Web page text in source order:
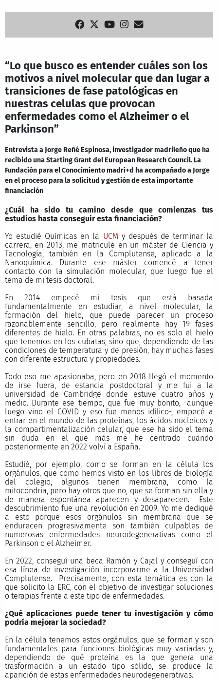
“Lo que busco es entender cuáles son los
motivos a nivel molecular que dan lugar a
transiciones de fase patológicas en
nuestras celulas que provocan
enfermedades como el Alzheimer o el
Parkinson”
Entrevista a Jorge Reñé Espinosa, investigador madrileño que ha
recibido una Starting Grant del European Research Council. La
Fundación para el Conocimiento madri+d ha acompañado a Jorge
en el proceso para la solicitud y gestión de esta importante
financiación
¿Cuál ha sido tu camino desde que comienzas tus
estudios hasta conseguir esta financiación?
Yo estudié Químicas en la UCMy después de terminar la
carrera, en 2013, me matriculé en un máster de Ciencia y
Tecnología, también en la Complutense, aplicado a la
Nanoquímica. Durante ese máster comencé a tener
contacto con la simulación molecular, que luego fue el
tema de mi tesis doctoral.
En 2014 empecé mi tesis que está basada
fundamentalmente en estudiar, a nivel molecular, la
formación del hielo, que puede parecer un proceso
razonablemente sencillo, pero realmente hay 19 fases
diferentes de hielo. En otras palabras, no es solo el hielo
que tenemos en los cubatas, sino que, dependiendo de las
condiciones de temperatura y de presión, hay muchas fases
con diferente estructura y propiedades.
Todo eso me apasionaba, pero en 2018 llegó el momento
de irse fuera, de estancia postdoctoral y me fui a la
universidad de Cambridge donde estuve cuatro años y
medio. Durante ese tiempo, que fue muy bonito, -aunque
luego vino el COVID y eso fue menos idílico-, empecé a
entrar en el mundo de las proteínas, los ácidos nucleicos y
la compartimentalización celular, que ese ha sido el tema
sin duda en el que más me he centrado cuando
posteriormente en 2022 volví a España.
Estudié, por ejemplo, como se forman en la célula los
orgánulos, que como hemos visto en los libros de biología
del colegio, algunos tienen membrana, como la
mitocondria, pero hay otros que no, que se forman sin ella y
de manera espontánea aparecen y desaparecen. Este
descubrimiento fue una revolución en 2009. Yo me dediqué
a esto porque esos orgánulos sin membrana que se
endurecen progresivamente son también culpables de
numerosas enfermedades neurodegenerativas como el
Parkinson o el Alzheimer.
En 2022, conseguí una beca Ramón y Cajal y conseguí con
esa línea de investigación incorporarme a la Universidad
Complutense. Precisamente, con esta temática es con la
que solicito la ERC, con el objetivo de investigar soluciones
o terapias frente a este tipo de enfermedades.
¿Qué aplicaciones puede tener tu investigación y cómo
podría mejorar la sociedad?
En la célula tenemos estos orgánulos, que se forman y son
fundamentales para funciones biológicas muy variadas y,
dependiendo de qué proteína es la que genera una
trasformación a un estado tipo sólido, se produce la
aparición de estas enfermedades neurodegenerativas.